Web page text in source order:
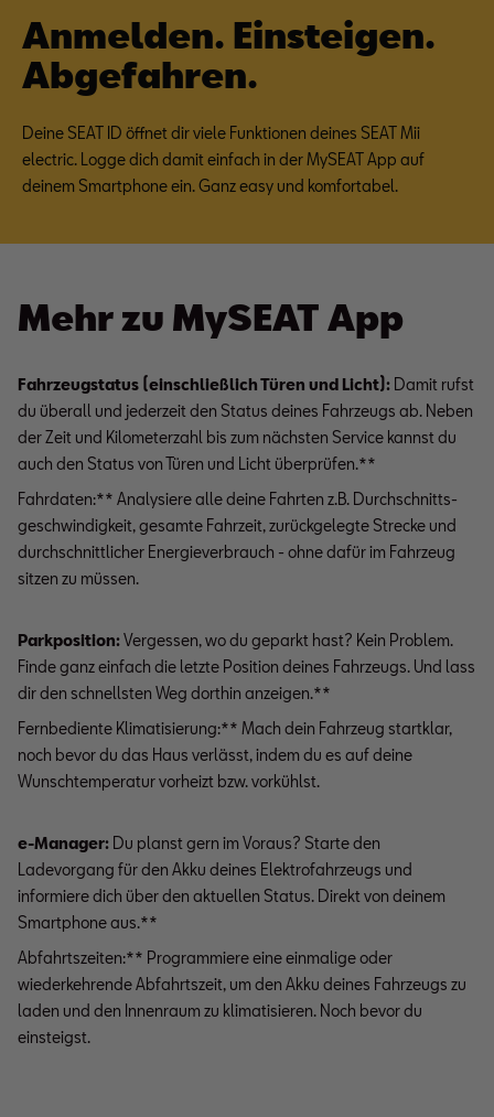
Anmelden. Einsteigen.
Abgefahren.
Deine SEAT ID öffnet dir viele Funktionen deines SEAT Mii
electric. Logge dich damit einfach in der MySEAT App auf
deinem Smartphone ein. Ganz easy und komfortabel.
Mehr zu MySEAT App
Fahrzeugstatus (einschließlich Türen und Licht): Damit rufst
du überall und jederzeit den Status deines Fahrzeugs ab. Neben
der Zeit und Kilometerzahl bis zum nächsten Service kannst du
auch den Status von Türen und Licht überprüfen.**
Fahrdaten:** Analysiere alle deine Fahrten z.B. Durch­schnitts­
geschwindigkeit, gesamte Fahrzeit, zurückgelegte Strecke und
durchschnittlicher Energieverbrauch - ohne dafür im Fahrzeug
sitzen zu müssen.
Parkposition:Vergessen, wo du geparkt hast? Kein Problem.
Finde ganz einfach die letzte Position deines Fahrzeugs. Und lass
dir den schnellsten Weg dorthin anzeigen.**
Fernbediente Klimatisierung:** Mach dein Fahrzeug startklar,
noch bevor du das Haus verlässt, indem du es auf deine
Wunschtemperatur vorheizt bzw. vorkühlst.
e-Manager: Du planst gern im Voraus? Starte den
Ladevorgang für den Akku deines Elektrofahrzeugs und
informiere dich über den aktuellen Status. Direkt von deinem
Smartphone aus.**
Abfahrtszeiten:** Programmiere eine einmalige oder
wiederkehrende Abfahrtszeit, um den Akku deines Fahrzeugs zu
laden und den Innenraum zu klimatisieren. Noch bevor du
einsteigst.
Ihre erzeugten Daten, sofern Sie dem explizit zugestimmt („Cookies
mit Marketingzwecke“) haben, von Ihrem zugeordneten Händler bzw.
im Falle eines Porsche Betriebs, Porsche Inter Auto GmbH & Co KG,
eingesehen werden.